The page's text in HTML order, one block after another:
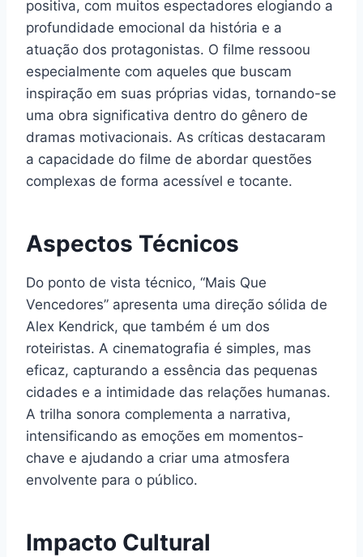
positiva, com muitos espectadores elogiando a
profundidade emocional da história e a
atuação dos protagonistas. O filme ressoou
especialmente com aqueles que buscam
inspiração em suas próprias vidas, tornando-se
uma obra significativa dentro do gênero de
dramas motivacionais. As críticas destacaram
a capacidade do filme de abordar questões
complexas de forma acessível e tocante.
Aspectos Técnicos
Do ponto de vista técnico, “Mais Que
Vencedores” apresenta uma direção sólida de
Alex Kendrick, que também é um dos
roteiristas. A cinematografia é simples, mas
eficaz, capturando a essência das pequenas
cidades e a intimidade das relações humanas.
A trilha sonora complementa a narrativa,
intensificando as emoções em momentos-
chave e ajudando a criar uma atmosfera
envolvente para o público.
Impacto Cultural